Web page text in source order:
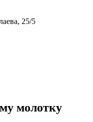
25/5
молотку